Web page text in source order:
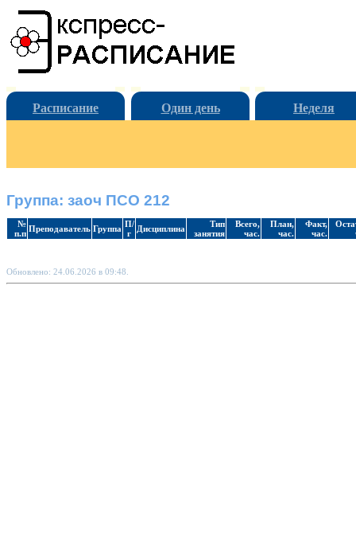
Расписание Один день Неделя
Группа: заоч ПСО 212
№
п.п Преподаватель Группа П/
г
Дисциплина
Тип
занятия
Всего,
час.
План,
час.
Факт,
час.
Обновлено: 24.06.2026 в 09:48.